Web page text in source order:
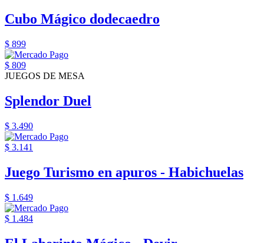
Cubo Mágico dodecaedro
$ 899
$ 809
JUEGOS DE MESA
Splendor Duel
$ 3.490
$ 3.141
Juego Turismo en apuros - Habichuelas
$ 1.649
$ 1.484